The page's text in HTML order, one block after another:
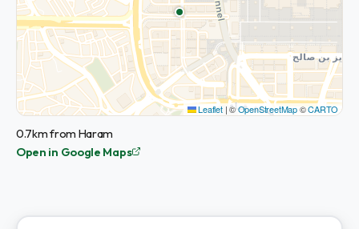
Leaflet |©OpenStreetMap©CARTO
0.7km from Haram
Open in Google Maps